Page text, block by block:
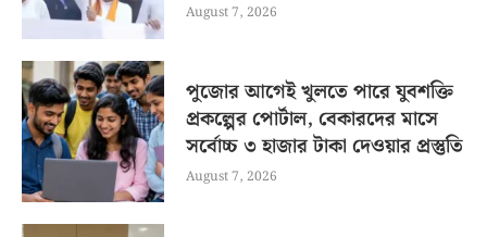
August 7, 2026
পুজোর আগেই খুলতে পারে যুবশক্তি
প্রকল্পের পোর্টাল, বেকারদের মাসে
সর্বোচ্চ ৩ হাজার টাকা দেওয়ার প্রস্তুতি
August 7, 2026